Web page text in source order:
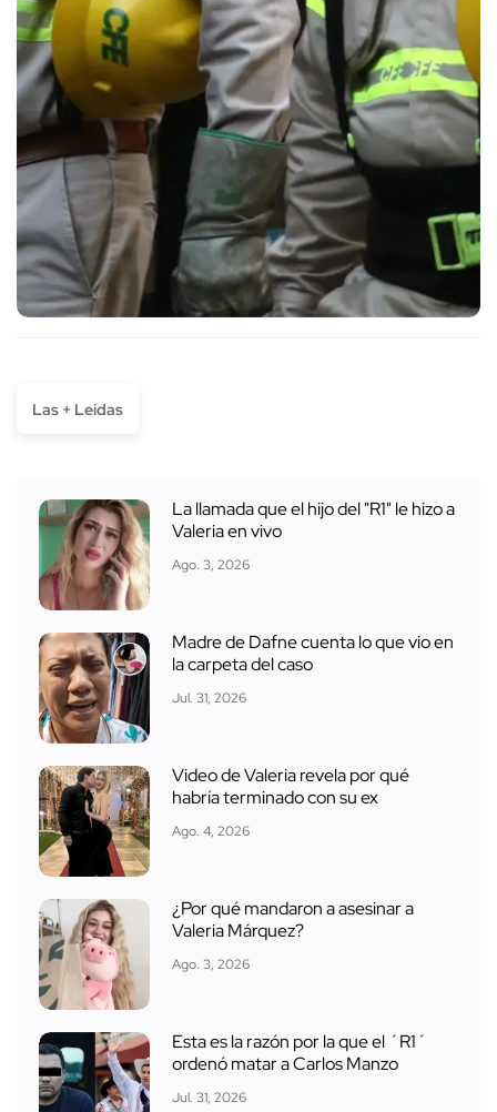
Las + Leídas
La llamada que el hijo del "R1" le hizo a
Valeria en vivo
Ago. 3, 2026
Madre de Dafne cuenta lo que vio en
la carpeta del caso
Jul. 31, 2026
Video de Valeria revela por qué
habría terminado con su ex
Ago. 4, 2026
¿Por qué mandaron a asesinar a
Valeria Márquez?
Ago. 3, 2026
Esta es la razón por la que el ´R1´
ordenó matar a Carlos Manzo
Jul. 31, 2026